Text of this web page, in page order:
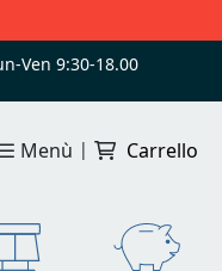
Ven 9:30-18.00
Menù | Carrello